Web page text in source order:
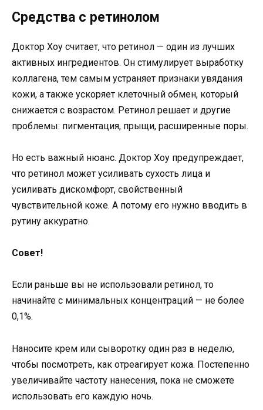
Средства с ретинолом
Доктор Хоу считает, что ретинол — один из лучших
активных ингредиентов. Он стимулирует выработку
коллагена, тем самым устраняет признаки увядания
кожи, а также ускоряет клеточный обмен, который
снижается с возрастом. Ретинол решает и другие
проблемы: пигментация, прыщи, расширенные поры.
Но есть важный нюанс. Доктор Хоу предупреждает,
что ретинол может усиливать сухость лица и
усиливать дискомфорт, свойственный
чувствительной коже. А потому его нужно вводить в
рутину аккуратно.
Совет!
Если раньше вы не использовали ретинол, то
начинайте с минимальных концентраций — не более
0,1%.
Наносите крем или сыворотку один раз в неделю,
чтобы посмотреть, как отреагирует кожа. Постепенно
увеличивайте частоту нанесения, пока не сможете
использовать его каждую ночь.